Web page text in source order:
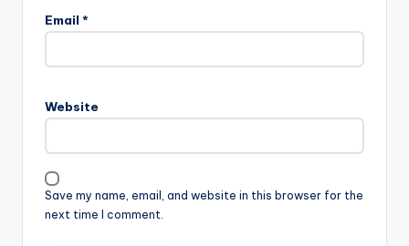
Email *
Website
Save my name, email, and website in this browser for the
next time I comment.